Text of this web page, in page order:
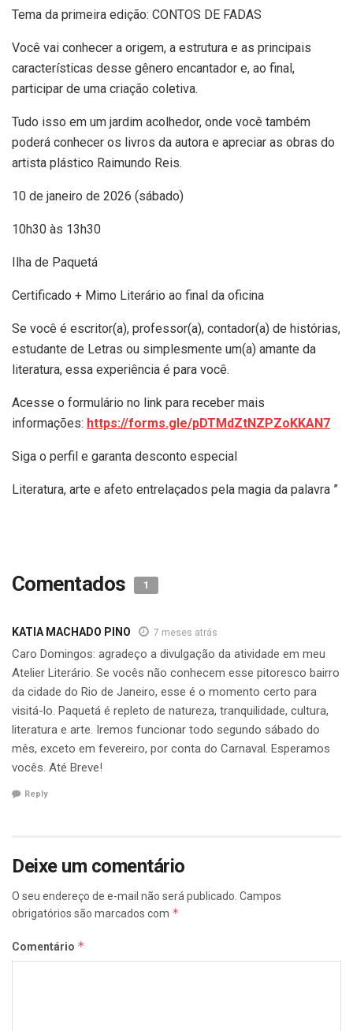
Tema da primeira edição: CONTOS DE FADAS
Você vai conhecer a origem, a estrutura e as principais
características desse gênero encantador e, ao final,
participar de uma criação coletiva.
Tudo isso em um jardim acolhedor, onde você também
poderá conhecer os livros da autora e apreciar as obras do
artista plástico Raimundo Reis.
10 de janeiro de 2026 (sábado)
10h30 às 13h30
Ilha de Paquetá
Certificado + Mimo Literário ao final da oficina
Se você é escritor(a), professor(a), contador(a) de histórias,
estudante de Letras ou simplesmente um(a) amante da
literatura, essa experiência é para você.
Acesse o formulário no link para receber mais
informações: https://forms.gle/pDTMdZtNZPZoKKAN7
Siga o perfil e garanta desconto especial
Literatura, arte e afeto entrelaçados pela magia da palavra ”
Comentados 1
KATIA MACHADO PINO 7 meses atrás
Caro Domingos: agradeço a divulgação da atividade em meu
Atelier Literário. Se vocês não conhecem esse pitoresco bairro
da cidade do Rio de Janeiro, esse é o momento certo para
visitá-lo. Paquetá é repleto de natureza, tranquilidade, cultura,
literatura e arte. Iremos funcionar todo segundo sábado do
mês, exceto em fevereiro, por conta do Carnaval. Esperamos
vocês. Até Breve!
Reply
Deixe um comentário
O seu endereço de e-mail não será publicado. Campos
obrigatórios são marcados com *
Comentário *